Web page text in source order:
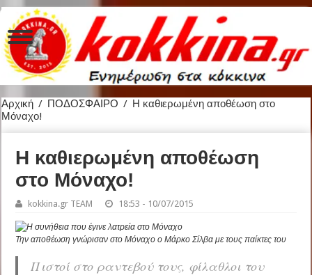
Αρχική / ΠΟΔΟΣΦΑΙΡΟ / Η καθιερωμένη αποθέωση στο
Μόναχο!
Η καθιερωμένη αποθέωση
στο Μόναχο!
kokkina.gr TEAM 18:53 - 10/07/2015
Την αποθέωση γνώρισαν στο Μόναχο ο Μάρκο Σίλβα με τους παίκτες του
Πιστοί στο ραντεβού τους, φίλαθλοι του